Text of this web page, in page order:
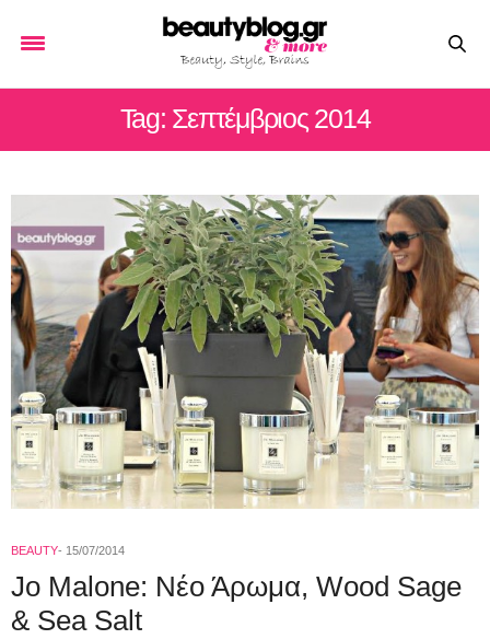
Tag: Σεπτέμβριος 2014
BEAUTY 15/07/2014
Jo Malone: Νέο Άρωμα, Wood Sage
& Sea Salt